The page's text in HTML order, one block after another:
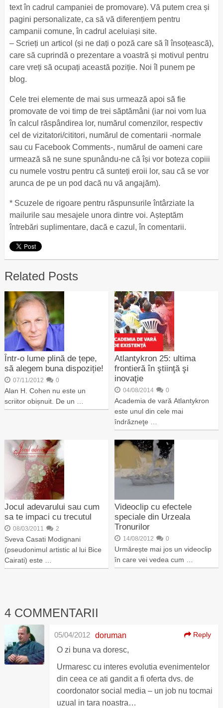
text în cadrul campaniei de promovare). Vă putem crea și
pagini personalizate, ca să vă diferențiem pentru
campanii comune, în cadrul aceluiași site.
– Scrieți un articol (și ne dați o poză care să îl însoțească),
care să cuprindă o prezentare a voastră și motivul pentru
care vreți să ocupați această poziție. Noi îl punem pe
blog.
Cele trei elemente de mai sus urmează apoi să fie
promovate de voi timp de trei săptămâni (iar noi vom lua
în calcul răspândirea lor, numărul comenzilor, respectiv
cel de vizitatori/cititori, numărul de comentarii -normale
sau cu Facebook Comments-, numărul de oameni care
urmează să ne sune spunându-ne că își vor boteza copiii
cu numele vostru pentru că sunteți eroii lor, sau că se vor
arunca de pe un pod dacă nu vă angajăm).
* Scuzele de rigoare pentru răspunsurile întârziate la
mailurile sau mesajele unora dintre voi. Așteptăm
întrebări suplimentare, dacă e cazul, în comentarii.
Related Posts
Într-o lume plină de țepe,
să alegem buna dispoziție!
07/11/2012 0
Alan H. Cohen nu este un
scriitor obișnuit. De un …
Atlantykron 25: ultima
frontieră în ştiinţă şi
inovaţie
04/08/2014 0
Academia de vară Atlantykron
este unul din cele mai
îndrăzneţe …
Jocul adevarului sau cum
sa te impaci cu trecutul
08/03/2011 2
Sveva Casati Modignani
(pseudonimul artistic al lui Bice
Cairati) este …
Videoclip cu efectele
speciale din Urzeala
Tronurilor
14/08/2012 0
Urmărește mai jos un videoclip
în care vei vedea cum …
4 COMMENTARII
doruman
05/04/2012 Reply
O zi buna va doresc,
Urmaresc cu interes evolutia evenimentelor
din ceea ce ati gandit a fi oferta dvs. de
coordonator social media – un job nu tocmai
uzual in tara noastra…